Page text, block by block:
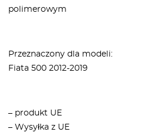
polimerowym
Przeznaczony dla modeli:
Fiata 500 2012-2019
– produkt UE
– Wysyłka z UE